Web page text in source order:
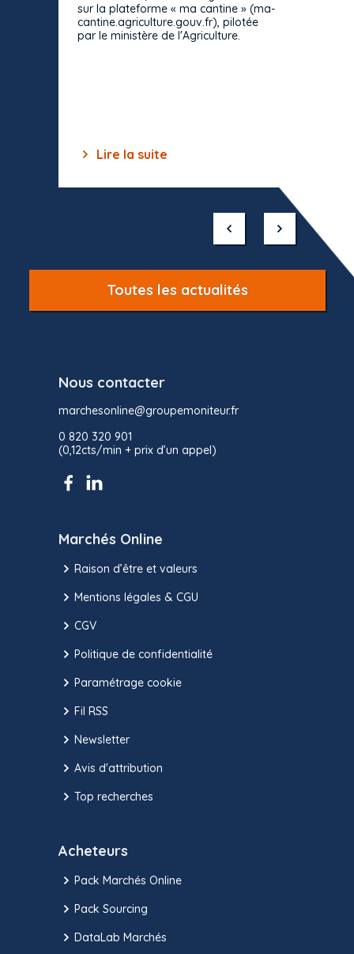
sur la plateforme « ma cantine » (ma-
cantine.agriculture.gouv.fr), pilotée
par le ministère de l'Agriculture.
Lire la suite
Toutes les actualités
Nous contacter
marchesonline@groupemoniteur.fr
0 820 320 901
(0,12cts/min + prix d’un appel)
Marchés Online
Raison d’être et valeurs
Mentions légales & CGU
CGV
Politique de confidentialité
Paramétrage cookie
Fil RSS
Newsletter
Avis d'attribution
Top recherches
Acheteurs
Pack Marchés Online
Pack Sourcing
DataLab Marchés